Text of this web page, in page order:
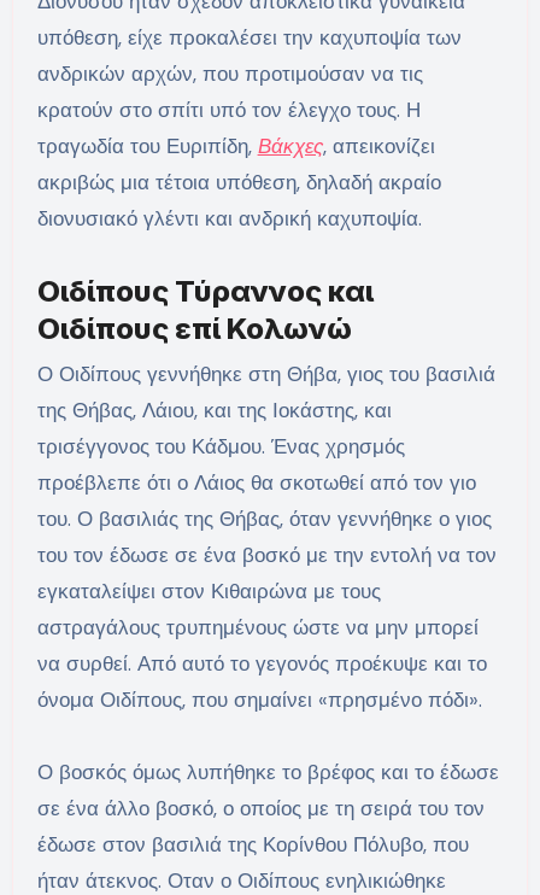
υπόθεση, είχε προκαλέσει την καχυποψία των
ανδρικών αρχών, που προτιμούσαν να τις
κρατούν στο σπίτι υπό τον έλεγχο τους. Η
τραγωδία του Ευριπίδη, Βάκχες, απεικονίζει
ακριβώς μια τέτοια υπόθεση, δηλαδή ακραίο
διονυσιακό γλέντι και ανδρική καχυποψία.
Οιδίπους Τύραννος και
Οιδίπους επί Κολωνώ
Ο Οιδίπους γεννήθηκε στη Θήβα, γιος του βασιλιά
της Θήβας, Λάιου, και της Ιοκάστης, και
τρισέγγονος του Κάδμου. Ένας χρησμός
προέβλεπε ότι ο Λάιος θα σκοτωθεί από τον γιο
του. Ο βασιλιάς της Θήβας, όταν γεννήθηκε ο γιος
του τον έδωσε σε ένα βοσκό με την εντολή να τον
εγκαταλείψει στον Κιθαιρώνα με τους
αστραγάλους τρυπημένους ώστε να μην μπορεί
να συρθεί. Από αυτό το γεγονός προέκυψε και το
όνομα Οιδίπους, που σημαίνει «πρησμένο πόδι».
Ο βοσκός όμως λυπήθηκε το βρέφος και το έδωσε
σε ένα άλλο βοσκό, ο οποίος με τη σειρά του τον
έδωσε στον βασιλιά της Κορίνθου Πόλυβο, που
ήταν άτεκνος. Οταν ο Οιδίπους ενηλικιώθηκε